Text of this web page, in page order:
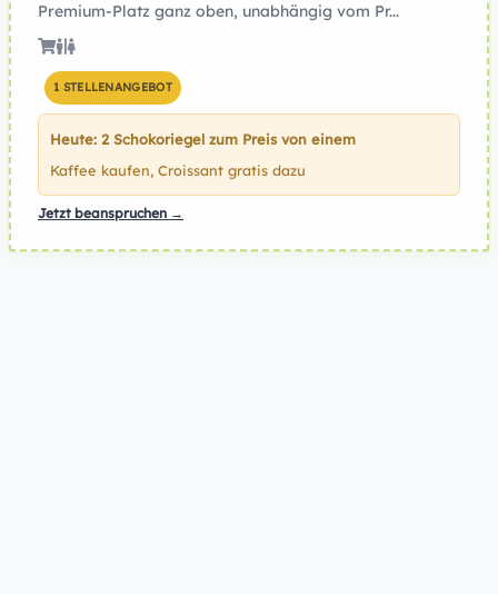
Premium-Platz ganz oben, unabhängig vom Pr...
1 STELLENANGEBOT
Heute: 2 Schokoriegel zum Preis von einem
Kaffee kaufen, Croissant gratis dazu
Jetzt beanspruchen →